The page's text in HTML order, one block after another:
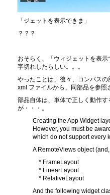
「ジェットを表示できま」
？？？
おそらく、「ウィジェットを表
字切れしたらしい。。。
やったことは、後々、コンパス
xml ファイルから、同部品を参
部品自体は、単体で正しく動作
が・・・。
Creating the App Widget
However, you must be
which do not support every
A RemoteViews object
* FrameLayout
* LinearLayout
* RelativeLayout
And the following widget